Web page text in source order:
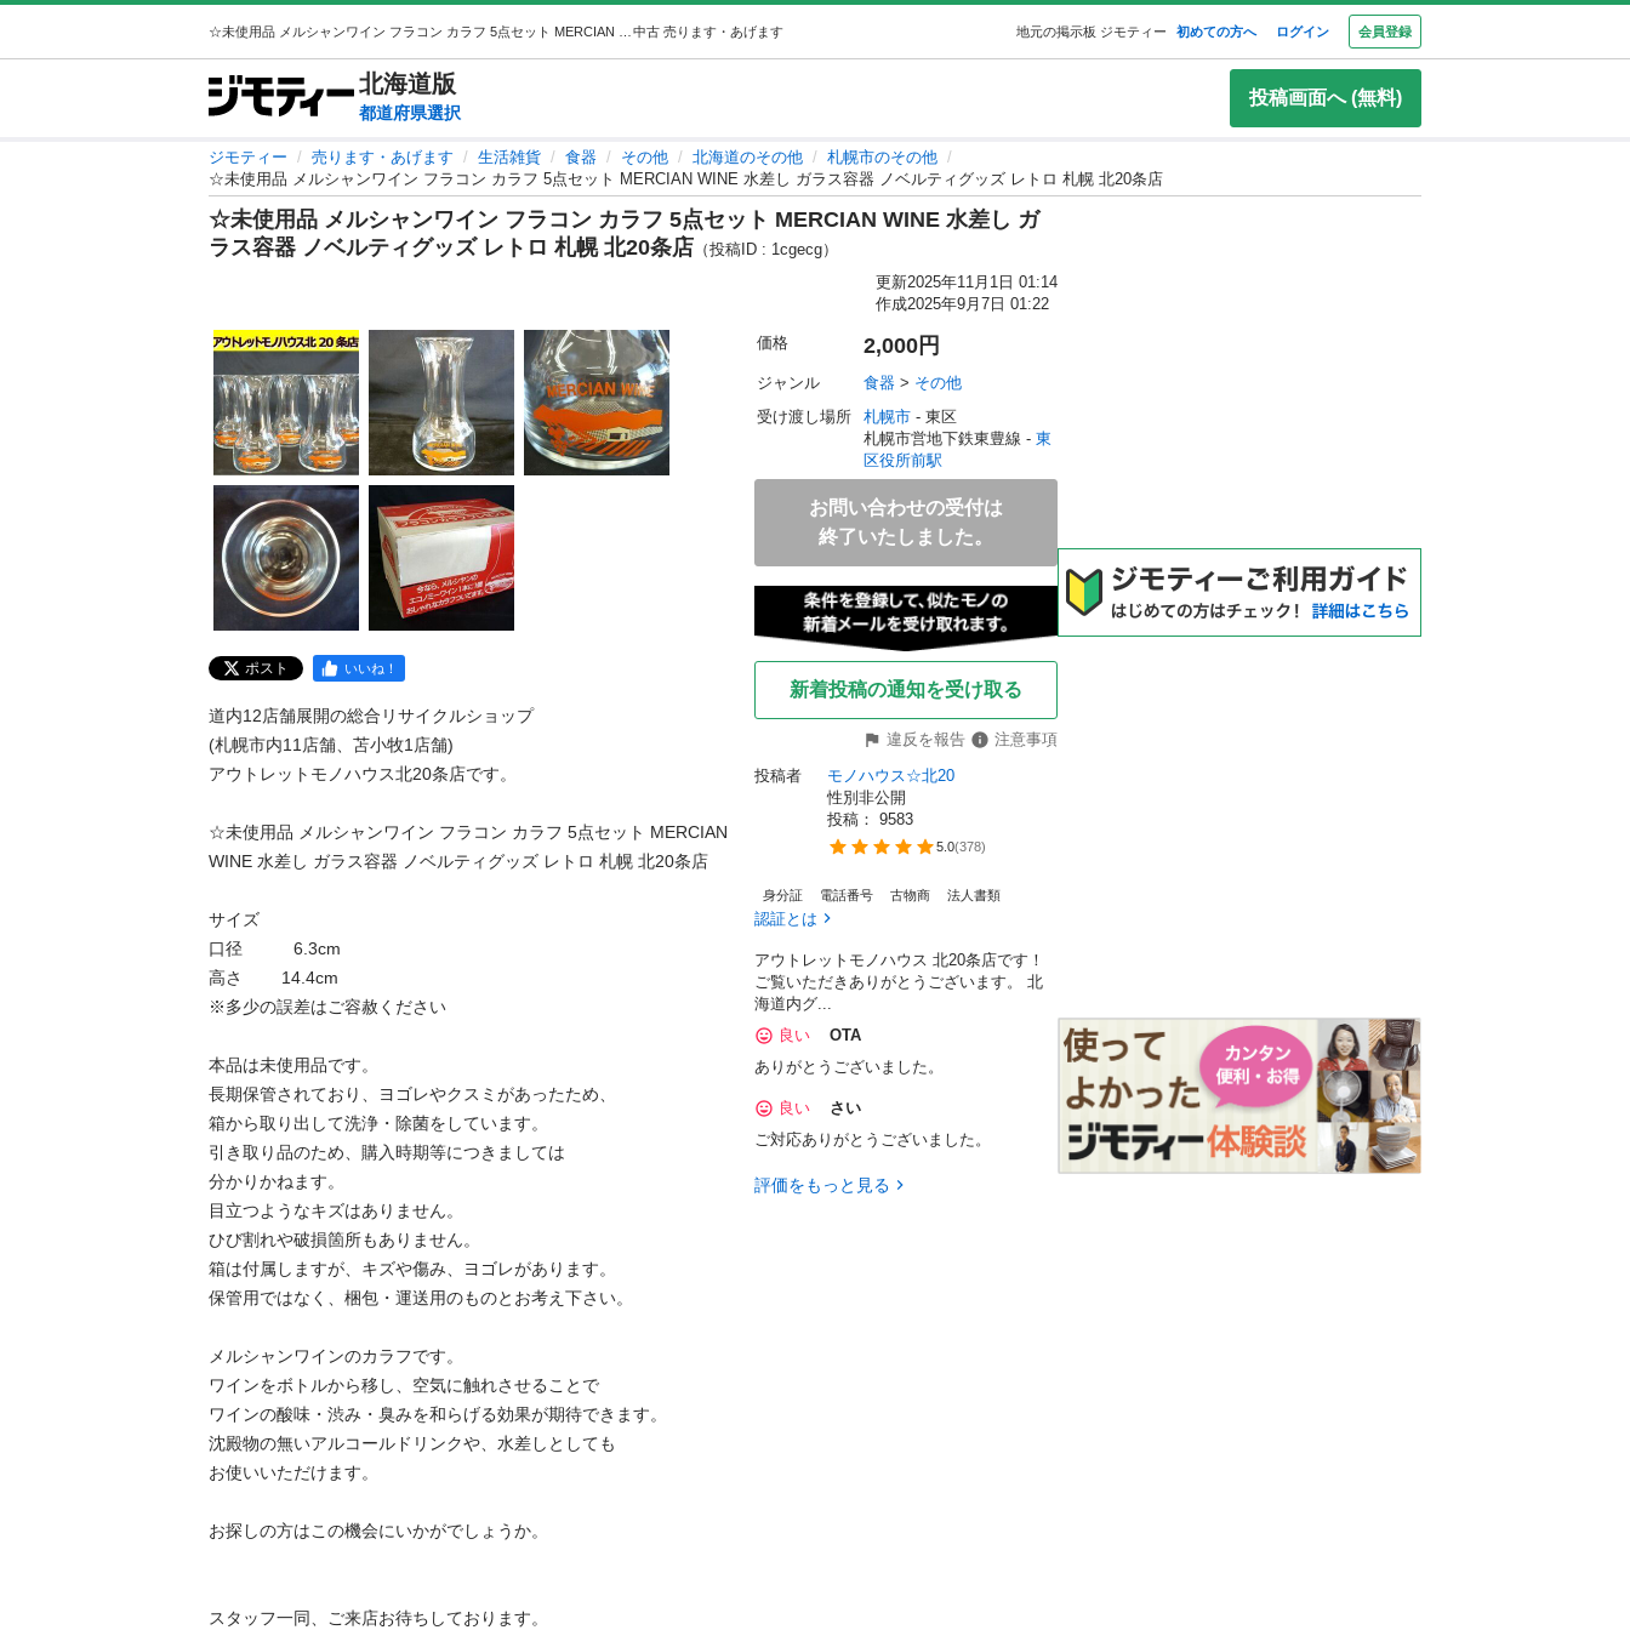
中古 売ります・あげます 地元の掲示板 ジモティー 初めての方へ ログイン 会員登録
北海道版
都道府県選択
投稿画面へ (無料)
ジモティー 売ります・あげます 生活雑貨 食器 その他 北海道のその他
札幌市のその他
☆未使用品 メルシャンワイン フラコン カラフ 5点セット MERCIAN WINE 水差し ガラス容器 ノベルティグッズ レトロ 札幌 北20条店
☆未使用品 メルシャンワイン フラコン カラフ 5点セット MERCIAN WINE 水差し ガ
ラス容器 ノベルティグッズ レトロ 札幌 北20条店 （投稿ID : 1cgecg）
更新2025年11月1日 01:14
作成2025年9月7日 01:22
ポスト いいね！
道内12店舗展開の総合リサイクルショップ
(札幌市内11店舗、苫小牧1店舗)
アウトレットモノハウス北20条店です。
☆未使用品 メルシャンワイン フラコン カラフ 5点セット MERCIAN
WINE 水差し ガラス容器 ノベルティグッズ レトロ 札幌 北20条店
サイズ
口径　　　6.3cm
高さ　　 14.4cm
※多少の誤差はご容赦ください
本品は未使用品です。
長期保管されており、ヨゴレやクスミがあったため、
箱から取り出して洗浄・除菌をしています。
引き取り品のため、購入時期等につきましては
分かりかねます。
目立つようなキズはありません。
ひび割れや破損箇所もありません。
箱は付属しますが、キズや傷み、ヨゴレがあります。
保管用ではなく、梱包・運送用のものとお考え下さい。
メルシャンワインのカラフです。
ワインをボトルから移し、空気に触れさせることで
ワインの酸味・渋み・臭みを和らげる効果が期待できます。
沈殿物の無いアルコールドリンクや、水差しとしても
お使いいただけます。
お探しの方はこの機会にいかがでしょうか。
スタッフ一同、ご来店お待ちしております。
価格 2,000円
ジャンル 食器 > その他
受け渡し場所
札幌市 - 東区
札幌市営地下鉄東豊線 - 東
区役所前駅
お問い合わせの受付は
終了いたしました。
新着投稿の通知を受け取る
違反を報告
注意事項
投稿者
モノハウス☆北20
性別非公開
投稿： 9583
5.0(378)
身分証 電話番号 古物商 法人書類
認証とは
アウトレットモノハウス 北20条店です！
ご覧いただきありがとうございます。 北
海道内グ...
良い
OTA
ありがとうございました。
良い
さい
ご対応ありがとうございました。
評価をもっと見る